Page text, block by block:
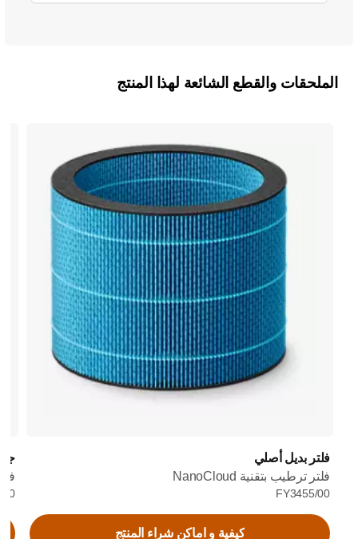
الملحقات والقطع الشائعة لهذا المنتج
فلتر بديل أصلي
فلتر ترطيب بتقنية NanoCloud
FY3455/00
كيفية و اماكن شراء المنتج
فلتر HEPA NanoProtect
00